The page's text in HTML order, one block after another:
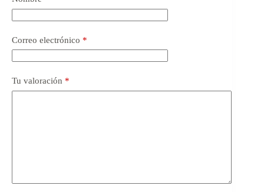
Correo electrónico *
Tu valoración *